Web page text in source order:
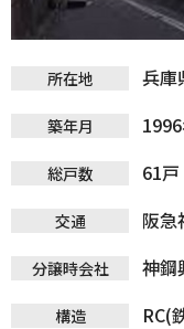
所在地 兵庫
築年月
総戸数 61戸
交通 阪
分譲時会社 神鋼
構造 RC(